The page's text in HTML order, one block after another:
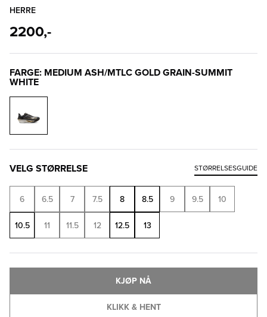
HERRE
2200,-
FARGE: MEDIUM ASH/MTLC GOLD GRAIN-SUMMIT
WHITE
VELG STØRRELSE STØRRELSESGUIDE
6 6.5 7 7.5 8 8.5 9 9.5 10
10.5 11 11.5 12 12.5 13
KLIKK & HENT
KJØP NÅ